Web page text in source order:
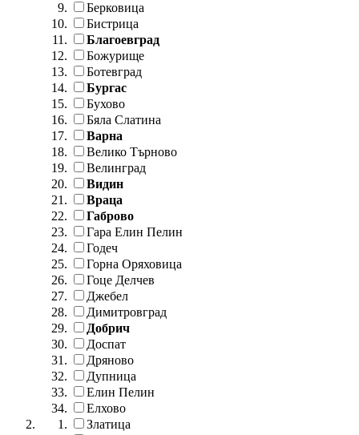
Берковица
Бистрица
Благоевград
Божурище
Ботевград
Бургас
Бухово
Бяла Слатина
Варна
Велико Търново
Велинград
Видин
Враца
Габрово
Гара Елин Пелин
Годеч
Горна Оряховица
Гоце Делчев
Джебел
Димитровград
Добрич
Доспат
Дряново
Дупница
Елин Пелин
Елхово
Златица